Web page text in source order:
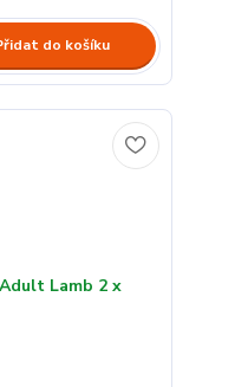
do košíku